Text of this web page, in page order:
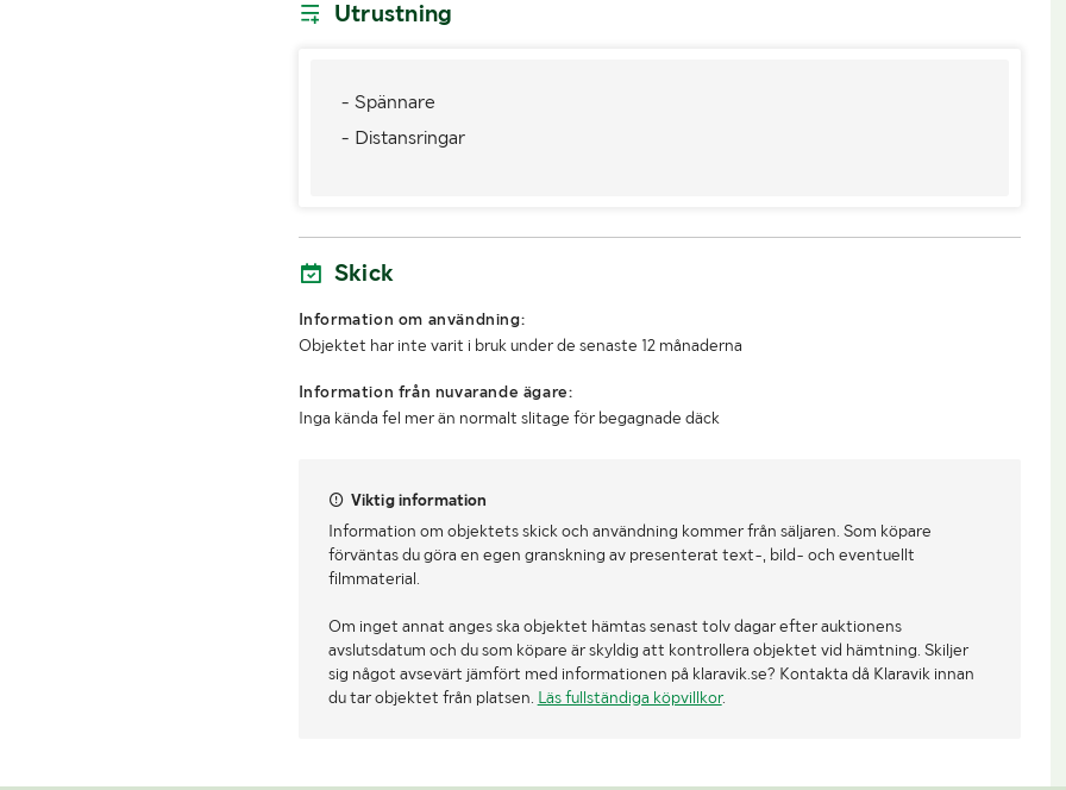
Utrustning
- Spännare
- Distansringar
Skick
Information om användning:
Objektet har inte varit i bruk under de senaste 12 månaderna
Information från nuvarande ägare:
Inga kända fel mer än normalt slitage för begagnade däck
Viktig information
Information om objektets skick och användning kommer från säljaren. Som köpare
förväntas du göra en egen granskning av presenterat text-, bild- och eventuellt
filmmaterial.
Om inget annat anges ska objektet hämtas senast tolv dagar efter auktionens
avslutsdatum och du som köpare är skyldig att kontrollera objektet vid hämtning. Skiljer
sig något avsevärt jämfört med informationen på klaravik.se? Kontakta då Klaravik innan
du tar objektet från platsen. Läs fullständiga köpvillkor.